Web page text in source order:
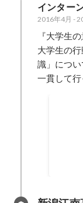
インター
2016年4月 -
『大学生
大学生の
識」につ
一貫して行